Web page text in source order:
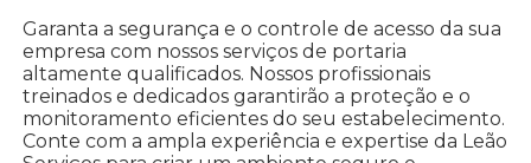
Garanta a segurança e o controle de acesso da sua
empresa com nossos serviços de portaria
altamente qualificados. Nossos profissionais
treinados e dedicados garantirão a proteção e o
monitoramento eficientes do seu estabelecimento.
Conte com a ampla experiência e expertise da Leão